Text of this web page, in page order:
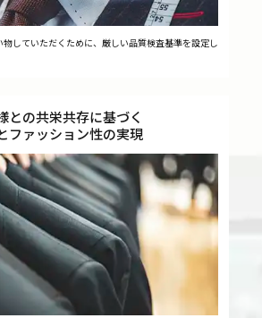
していただくために、厳しい品質検査基準を設定し
との共栄共存に基づく
ファッション性の実現